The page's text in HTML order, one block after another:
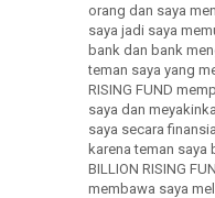
orang dan saya
saya jadi saya
bank dan bank
teman saya yang
RISING FUND
saya dan
saya secara
karena teman saya
BILLION RISING
membawa saya